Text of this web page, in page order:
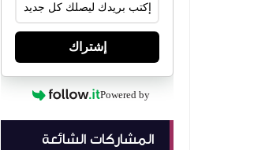
إشتراك
Powered by
المشاركات الشائعة